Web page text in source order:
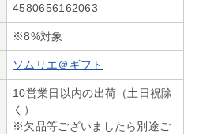
4580656162063
※8%対象
ソムリエ＠ギフト
10営業日以内の出荷（土日祝除
く）
※欠品等ございましたら別途ご